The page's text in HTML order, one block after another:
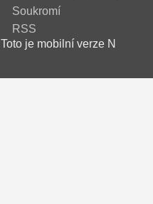
Soukromí
RSS
Toto je mobilní verze N